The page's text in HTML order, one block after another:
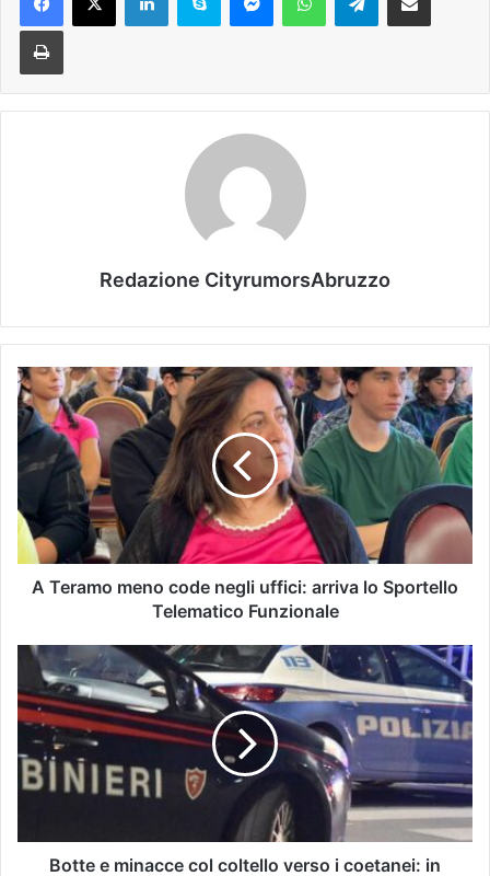
Redazione CityrumorsAbruzzo
A Teramo meno code negli uffici: arriva lo Sportello
Telematico Funzionale
Botte e minacce col coltello verso i coetanei: in